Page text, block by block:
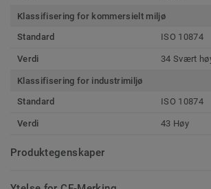
Klassifisering for kommersielt miljø
Standard
ISO 10874
Verdi 34 Svært
Klassifisering for industrimiljø
Standard
ISO 10874
Verdi 43 Høy
Produktegenskaper